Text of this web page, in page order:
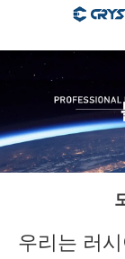
우리는 러